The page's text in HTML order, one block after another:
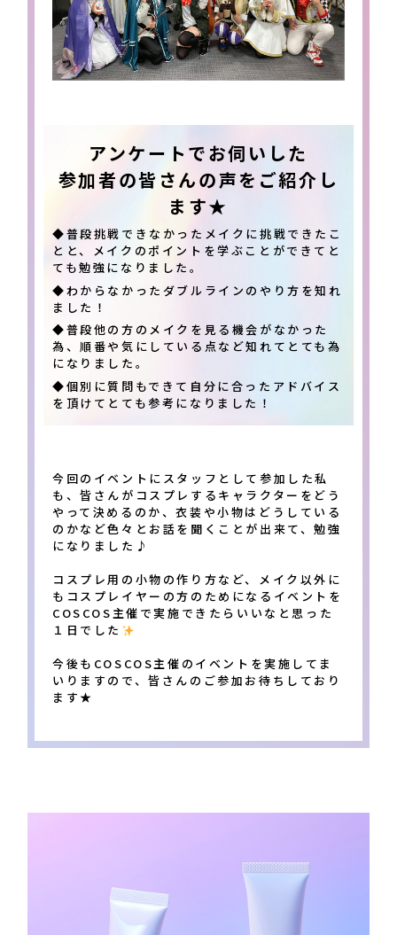
アンケートでお伺いした
参加者の皆さんの声をご紹介し
ます★
◆普段挑戦できなかったメイクに挑戦できたこ
とと、メイクのポイントを学ぶことができてと
ても勉強になりました。
◆わからなかったダブルラインのやり方を知れ
ました！
◆普段他の方のメイクを見る機会がなかった
為、順番や気にしている点など知れてとても為
になりました。
◆個別に質問もできて自分に合ったアドバイス
を頂けてとても参考になりました！
今回のイベントにスタッフとして参加した私
も、皆さんがコスプレするキャラクターをどう
やって決めるのか、衣装や小物はどうしている
のかなど色々とお話を聞くことが出来て、勉強
になりました♪
コスプレ用の小物の作り方など、メイク以外に
もコスプレイヤーの方のためになるイベントを
COSCOS主催で実施できたらいいなと思った
１日でした
今後もCOSCOS主催のイベントを実施してま
いりますので、皆さんのご参加お待ちしており
ます★